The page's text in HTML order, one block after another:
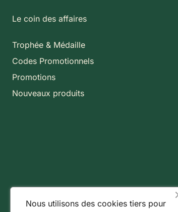
Le coin des affaires
Trophée & Médaille
Codes Promotionnels
Promotions
Nouveaux produits
Nous utilisons des cookies tiers pour